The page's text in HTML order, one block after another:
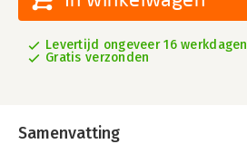
Levertijd ongeveer 16 werkdagen
Gratis verzonden
Samenvatting